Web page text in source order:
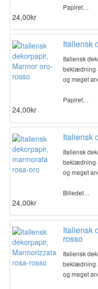
Papiret…
24,00kr
Italiensk
Italiensk
beklædning
og meget
Papiret…
24,00kr
Italiensk
Italiensk
beklædning
og meget
Billedet…
24,00kr
Italiensk
rosso
Italiensk
beklædning
og meget